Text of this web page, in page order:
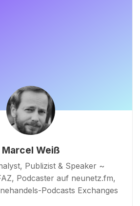
Marcel Weiß
Publizist & Speaker ~
Podcaster auf neunetz.fm,
Podcasts Exchanges